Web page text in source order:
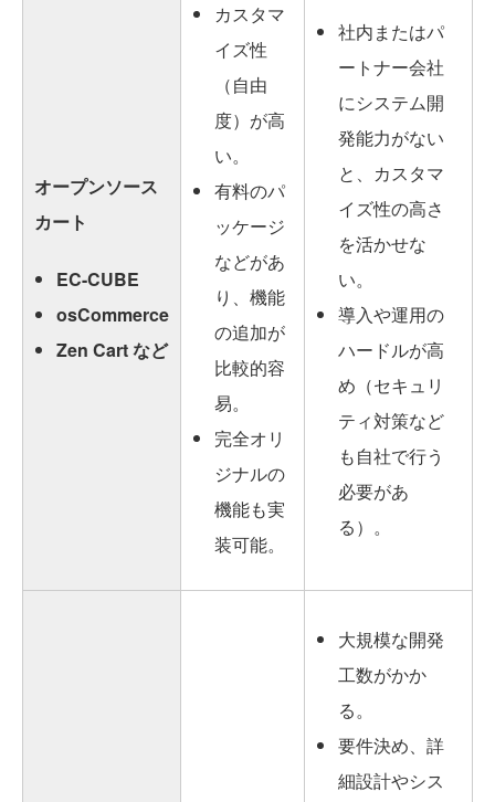
オープンソース
カート
EC-CUBE
osCommerce
Zen Cart など
カスタマ
イズ性
（自由
度）が高
い。
有料のパ
ッケージ
などがあ
り、機能
の追加が
比較的容
易。
完全オリ
ジナルの
機能も実
装可能。
社内またはパ
ートナー会社
にシステム開
発能力がない
と、カスタマ
イズ性の高さ
を活かせな
い。
導入や運用の
ハードルが高
め（セキュリ
ティ対策など
も自社で行う
必要があ
る）。
大規模な開発
工数がかか
る。
要件決め、詳
細設計やシス